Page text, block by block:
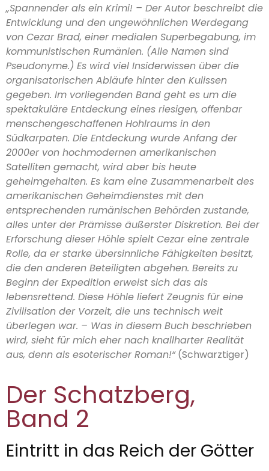
„Spannender als ein Krimi! – Der Autor beschreibt die
Entwicklung und den ungewöhnlichen Werdegang
von Cezar Brad, einer medialen Superbegabung, im
kommunistischen Rumänien. (Alle Namen sind
Pseudonyme.) Es wird viel Insiderwissen über die
organisatorischen Abläufe hinter den Kulissen
gegeben. Im vorliegenden Band geht es um die
spektakuläre Entdeckung eines riesigen, offenbar
menschengeschaffenen Hohlraums in den
Südkarpaten. Die Entdeckung wurde Anfang der
2000er von hochmodernen amerikanischen
Satelliten gemacht, wird aber bis heute
geheimgehalten. Es kam eine Zusammenarbeit des
amerikanischen Geheimdienstes mit den
entsprechenden rumänischen Behörden zustande,
alles unter der Prämisse äußerster Diskretion. Bei der
Erforschung dieser Höhle spielt Cezar eine zentrale
Rolle, da er starke übersinnliche Fähigkeiten besitzt,
die den anderen Beteiligten abgehen. Bereits zu
Beginn der Expedition erweist sich das als
lebensrettend. Diese Höhle liefert Zeugnis für eine
Zivilisation der Vorzeit, die uns technisch weit
überlegen war. – Was in diesem Buch beschrieben
wird, sieht für mich eher nach knallharter Realität
aus, denn als esoterischer Roman!“(Schwarztiger)
Der Schatzberg,
Band 2
Eintritt in das Reich der Götter